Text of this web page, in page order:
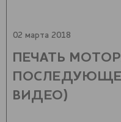
02 марта 2018
ПЕЧАТЬ
ВИДЕО)